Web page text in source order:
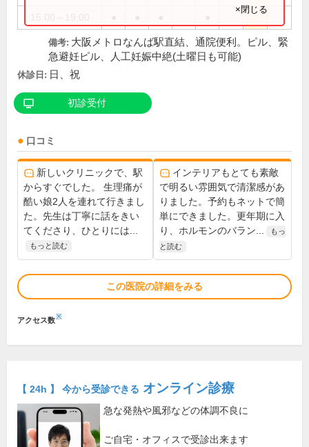
×閉じる
備考: 大阪メトロなんば駅直結、通院便利。ピル、緊
急避妊ピル、人工妊娠中絶(土曜日も可能)
休診日: 日、祝
初診受付
口コミ
新しいクリニックで、駅
からすぐでした。 生理痛が
酷い娘2人を連れて行きまし
た。先生は丁寧に話をきい
てくださり、ひとりには...
もっと読む
インテリアもとても素敵
で明るい雰囲気で清潔感があ
りました。予約もネットで簡
単にできました。更年期に入
り、ホルモンのバラン...
もっ
と読む
この医院の詳細をみる
アクセス数※
【 24h 】 今から受診できる オンライン診療
急な発熱や風邪などの体調不良に
ご自宅・オフィスで受診出来ます